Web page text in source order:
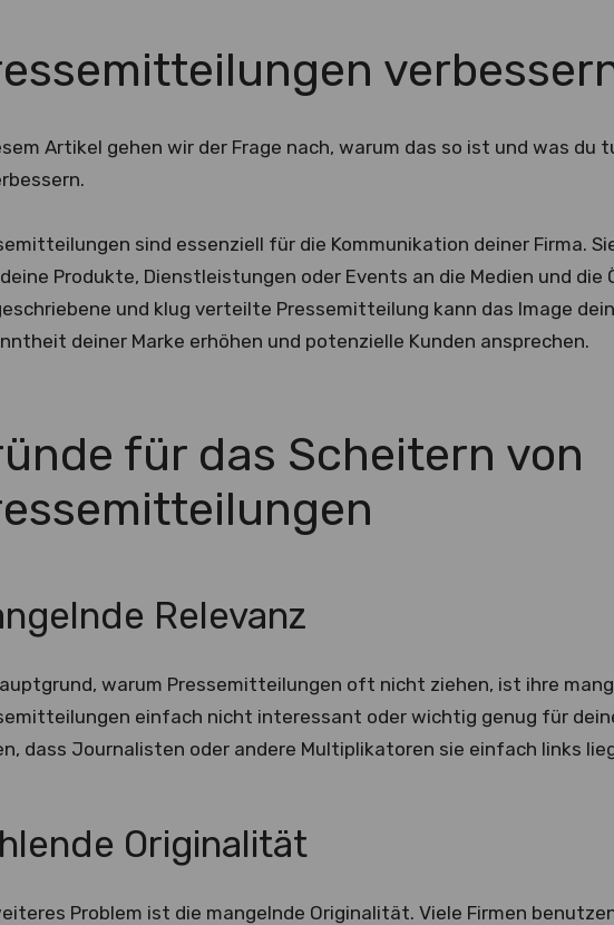
Artikel gehen wir der Frage nach, warum das so ist und was du
sind essenziell für die Kommunikation deiner Firma.
Produkte, Dienstleistungen oder Events an die Medien und die
und klug verteilte Pressemitteilung kann das Image
deiner Marke erhöhen und potenzielle Kunden ansprechen.
für das Scheitern von
Relevanz
warum Pressemitteilungen oft nicht ziehen, ist ihre
einfach nicht interessant oder wichtig genug für
dass Journalisten oder andere Multiplikatoren sie einfach links
Originalität
Problem ist die mangelnde Originalität. Viele Firmen